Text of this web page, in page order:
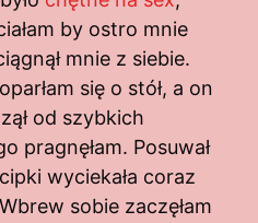
by ostro mnie
mnie z siebie.
się o stół, a on
od szybkich
pragnęłam. Posuwał
wyciekała coraz
sobie zaczęłam